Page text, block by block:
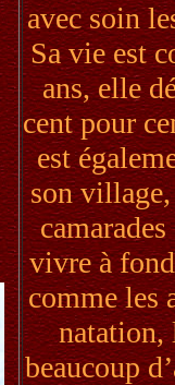
avec soin
Sa vie est
ans, elle
cent pour
est
son village,
vivre à
comme les
natation,
beaucoup